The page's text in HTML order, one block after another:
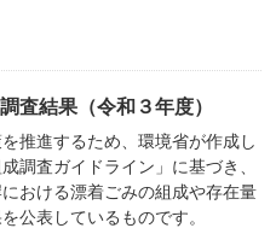
査結果（令和３年度）
推進するため、環境省が作成し
調査ガイドライン」に基づき、
おける漂着ごみの組成や存在量
公表しているものです。